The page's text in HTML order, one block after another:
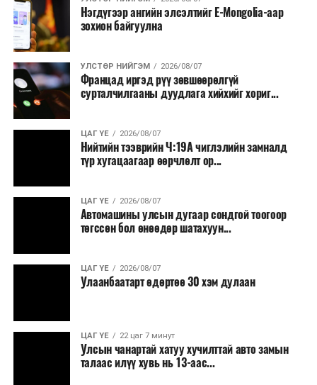
шийдвэртэйгээс бусад хурал, зөвлөгөөн, ой,
тэмдэглэлт өдөр, найр наадам, соёлын арга
хэмжээ;
Урьдчилан төлөвлөсөн төрийн өндөр албан
тушаалтны томилолтоос бусад гадаад
томилолт, гадаадын зочин хүлээн авах зардал;
Зайлшгүй шаардлагагүй тоног төхөөрөмж,
тавилга, автомашин худалдан авах;
Батлан хамгаалах, хууль зүйн салбараас бусад
Хуулиар заавал мэдээлэхээс бусад кино,
контент, хэвлэлийн зардал;
Санхүүгийн хэмнэлтийн горимыг 2026 оны
арванхоёрдугаар сарын 31 хүртэл мөрдөнө. Харин
хамрагдахгүй бөгөөд цэцэрлэг, сургуулийн хүүхдийн
эрт илрүүлэг, вакцинжуулалт, томуу, томуу төст
өвчний эсрэг арга хэмжээ зэрэг зайлшгүй
Нэгдүгээр ангийн элсэлтийг E-Mongolia-аар
зохион байгуулна
УЛСТӨР НИЙГЭМ 2026/08/07
Францад иргэд рүү зөвшөөрөлгүй
сурталчилгааны дуудлага хийхийг хориг...
ЦАГ ҮЕ 2026/08/07
Нийтийн тээврийн Ч:19А чиглэлийн замналд
түр хугацаагаар өөрчлөлт ор...
ЦАГ ҮЕ 2026/08/07
Автомашины улсын дугаар сондгой тоогоор
төгссөн бол өнөөдөр шатахуун...
ЦАГ ҮЕ 2026/08/07
Улаанбаатарт өдөртөө 30 хэм дулаан
ЦАГ ҮЕ 22 цаг 7 минут
Улсын чанартай хатуу хучилттай авто замын
талаас илүү хувь нь 13-аас...